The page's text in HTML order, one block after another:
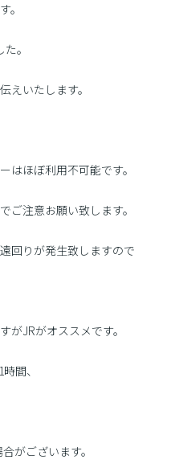
。
。
えいたします。
はほぼ利用不可能です。
ご注意お願い致します。
回りが発生致しますので
がJRがオススメです。
間、
がございます。